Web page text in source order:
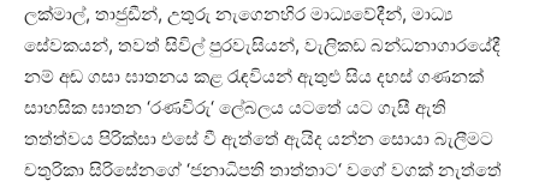
ලක්මාල්, තාජුඩීන්, උතුරු නැගෙනහිර මාධ්‍යවේදීන්, මාධ්‍ය
සේවකයන්, තවත් සිවිල් පුරවැසියන්, වැලිකඩ බන්ධනාගාරයේදී
නම් අඬ ගසා ඝාතනය කළ රැඳවියන් ඇතුළු සිය දහස් ගණනක්
සාහසික ඝාතන ‘රණවිරු‘ ලේබලය යටතේ යට ගැසී ඇති
තත්ත්වය පිරික්සා එසේ වී ඇත්තේ ඇයිද යන්න සොයා බැලීමට
චතුරිකා සිරිසේනගේ ‘ජනාධිපති තාත්තාට‘ වගේ වගක් නැත්තේ